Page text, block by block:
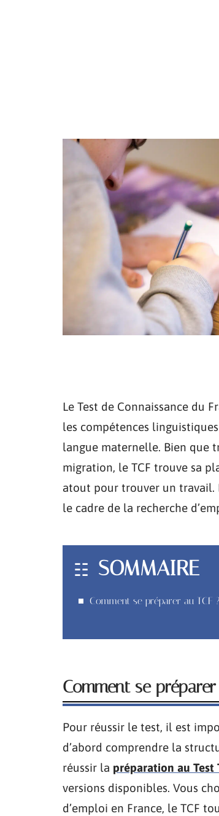
Le Test de Connaissance du
les compétences
langue maternelle. Bien que
migration, le TCF trouve sa
atout pour trouver un travail.
le cadre de la recherche
SOMMAIRE
Comment se préparer au TCF ?
Comment se
Pour réussir le test, il est
d’abord comprendre la
réussir la préparation au Test
versions disponibles. Vous
d’emploi en France, le TCF